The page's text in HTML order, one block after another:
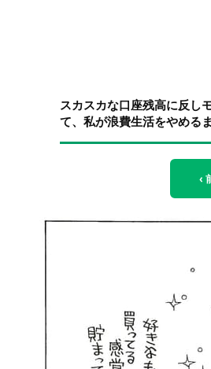
スカスカな口座残高に反し
て、私が浪費生活をやめる
‹